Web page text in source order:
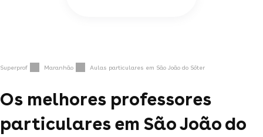
Superprof Maranhão Aulas particulares em São João do Sóter
Os melhores professores
particulares em São João do